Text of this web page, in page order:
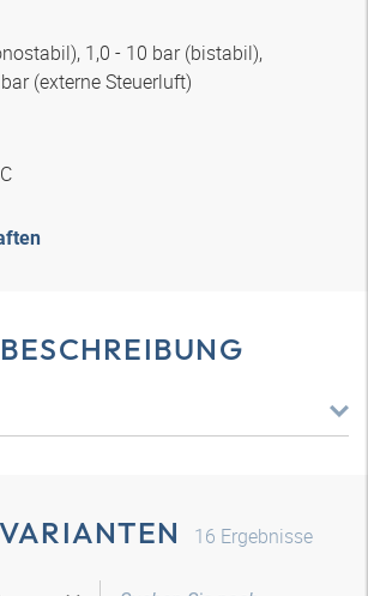
1,0 - 10 bar (bistabil),
(externe Steuerluft)
16 Ergebnisse